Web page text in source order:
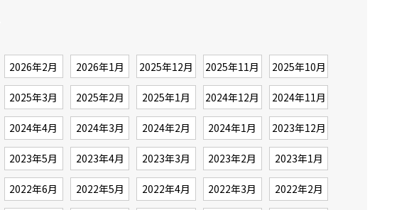
2026年2月 2026年1月 2025年12月 2025年11月 2025年10月
2025年3月 2025年2月 2025年1月 2024年12月 2024年11月
2024年4月 2024年3月 2024年2月 2024年1月 2023年12月
2023年5月 2023年4月 2023年3月 2023年2月 2023年1月
2022年6月 2022年5月 2022年4月 2022年3月 2022年2月